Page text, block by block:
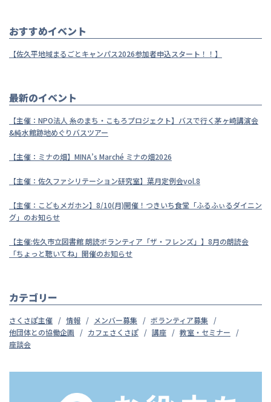
おすすめイベント
【佐久平地域まるごとキャンパス2026参加者申込スタート！！】
最新のイベント
【主催：NPO法人 糸のまち・こもろプロジェクト】バスで行く茅ヶ崎講演会
&純水館跡地めぐりバスツアー
【主催：ミナの畑】MINA’s Marché ミナの畑2026
【主催：佐久ファシリテーション研究室】葉月定例会vol.8
【主催：こどもメガホン】8/10(月)開催！つきいち食堂「ふるふぃるダイニン
グ」のお知らせ
【主催:佐久市立図書館 朗読ボランティア「ザ・フレンズ」】8月の朗読会
「ちょっと聴いてね」開催のお知らせ
カテゴリー
さくさぽ主催 情報 メンバー募集
ボランティア募集
他団体との協働企画
カフェさくさぽ 講座
教室・セミナー
座談会